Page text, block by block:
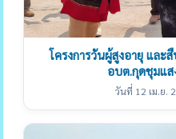
โครงการวันผู้สูงอายุ และ
อบต.กุดชุมแส
วันที่ 12 เม.ย.